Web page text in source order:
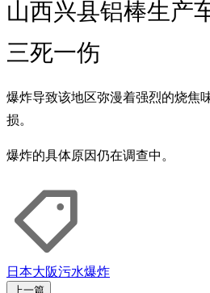
山西兴县铝棒生产
三死一伤
爆炸导致该地区弥漫着强烈的烧焦
损。
爆炸的具体原因仍在调查中。
日本大阪污水爆炸
上一篇